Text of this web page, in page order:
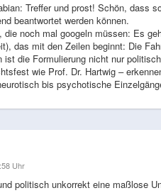
Treffer und prost! Schön, dass
beantwortet werden können.
die noch mal googeln müssen: Es
das mit den Zeilen beginnt: Die
ist die Formulierung nicht nur
wie Prof. Dr. Hartwig –
bis psychotische
Uhr
politisch unkorrekt eine maßlose